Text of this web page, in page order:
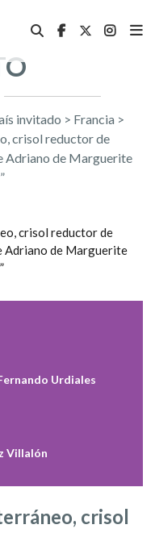
invitado > Francia >
crisol reductor de
Adriano de Marguerite
Urdiales
Villalón
crisol